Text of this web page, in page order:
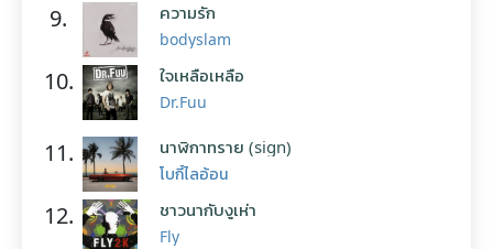
9. ความรัก
bodyslam
10. ใจเหลือเหลือ
Dr.Fuu
11. นาฬิกาทราย (sign)
โบกี้ไลอ้อน
12. ชาวนากับงูเห่า
Fly